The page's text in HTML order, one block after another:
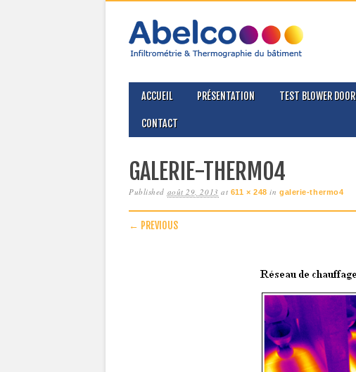
MAIN MENU
ACCUEIL PRÉSENTATION TEST BLOWER DOOR
CONTACT
GALERIE-THERMO4
Published août 29, 2013 at 611 × 248 ingalerie-thermo4
← PREVIOUS